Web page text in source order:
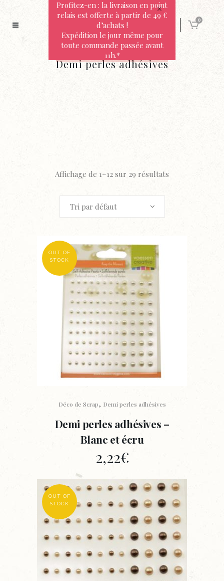
0
Demi perles adhésives
Affichage de 1–12 sur 29 résultats
Tri par défaut
OUT OF
STOCK
Déco de Scrap, Demi perles adhésives
Demi perles adhésives –
Blanc et écru
2,22€
OUT OF
STOCK
Profitez-en : la livraison en point
relais est offerte à partir de 49 €
d’achats !
Expédition le jour même pour
toute commande passée avant
11h.*